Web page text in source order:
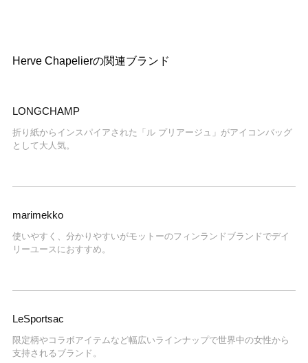
Herve Chapelierの関連ブランド
LONGCHAMP
折り紙からインスパイアされた「ル プリアージュ」がアイコンバッグ
として大人気。
marimekko
使いやすく、分かりやすいがモットーのフィンランドブランドでデイ
リーユースにおすすめ。
LeSportsac
限定柄やコラボアイテムなど幅広いラインナップで世界中の女性から
支持されるブランド。